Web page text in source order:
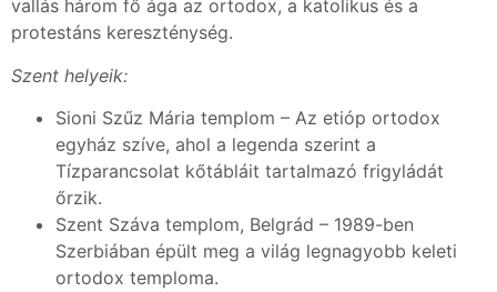
vallás három fő ága az ortodox, a katolikus és a
protestáns kereszténység.
Szent helyeik:
Sioni Szűz Mária templom – Az etióp ortodox
egyház szíve, ahol a legenda szerint a
Tízparancsolat kőtábláit tartalmazó frigyládát
őrzik.
Szent Száva templom, Belgrád – 1989-ben
Szerbiában épült meg a világ legnagyobb keleti
ortodox temploma.